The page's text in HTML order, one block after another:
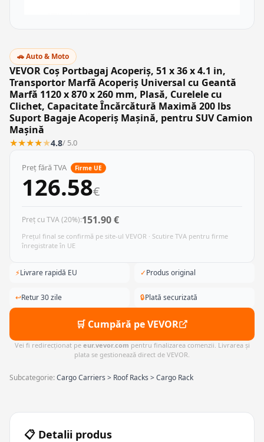
🚗 Auto & Moto
VEVOR Coș Portbagaj Acoperiș, 51 x 36 x 4.1 in,
Transportor Marfă Acoperiș Universal cu Geantă
Marfă 1120 x 870 x 260 mm, Plasă, Curelele cu
Clichet, Capacitate Încărcătură Maximă 200 lbs
Suport Bagaje Acoperiș Mașină, pentru SUV Camion
Mașină
★★★★★4.8/ 5.0
Preț fără TVA Firme UE
126.58€
Preț cu TVA (20%):151.90 €
Prețul final se confirmă pe site-ul VEVOR · Scutire TVA pentru firme
înregistrate în UE
⚡Livrare rapidă EU ✓Produs original
↩Retur 30 zile 🔒Plată securizată
🛒 Cumpără pe VEVOR
Vei fi redirecționat pe eur.vevor.com pentru finalizarea comenzii. Livrarea și
plata se gestionează direct de VEVOR.
Subcategorie:Cargo Carriers > Roof Racks > Cargo Rack
📋 Detalii produs